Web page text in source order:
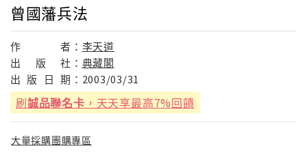
曾國藩兵法
作 者： 李天道
出
版 社： 典藏閣
出 版 日 期： 2003/03/31
刷誠品聯名卡 ，天天享最高7%回饋
大量採購團購專區